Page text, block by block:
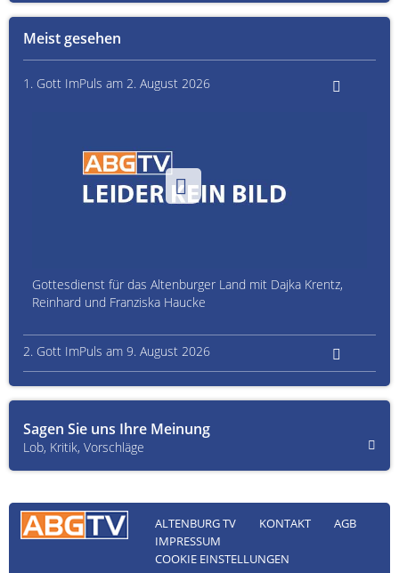
Meist gesehen
1. Gott ImPuls am 2. August 2026
Gottesdienst für das Altenburger Land mit Dajka Krentz,
Reinhard und Franziska Haucke
2. Gott ImPuls am 9. August 2026
Sagen Sie uns Ihre Meinung
Lob, Kritik, Vorschläge
ALTENBURG TV KONTAKT
AGB
IMPRESSUM
COOKIE EINSTELLUNGEN